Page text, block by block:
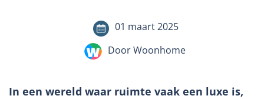
01 maart 2025
Door Woonhome
In een wereld waar ruimte vaak een luxe is,